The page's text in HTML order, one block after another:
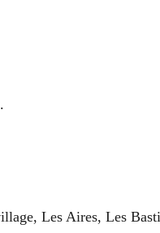
Les Aires, Les